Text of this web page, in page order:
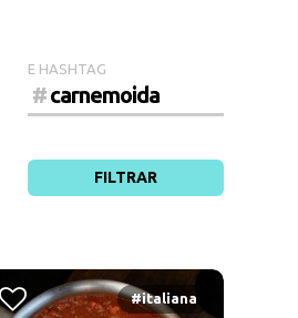
E HASHTAG
#
FILTRAR
#italiana